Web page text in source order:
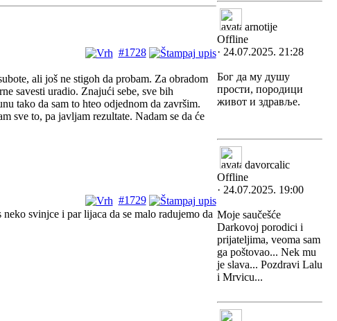
#1728
ali još ne stigoh da probam. Za obradom
savesti uradio. Znajući sebe, sve bih
tako da sam to hteo odjednom da završim.
sve to, pa javljam rezultate. Nadam se da će
#1729
svinjce i par lijaca da se malo radujemo da
arnotije
Offline
· 24.07.2025. 21:28
Бог да му душу
прости, породици
живот и здравље.
davorcalic
Offline
· 24.07.2025. 19:00
Moje saučešće
Darkovoj porodici i
prijateljima, veoma sam
ga poštovao... Nek mu
je slava... Pozdravi Lalu
i Mrvicu...